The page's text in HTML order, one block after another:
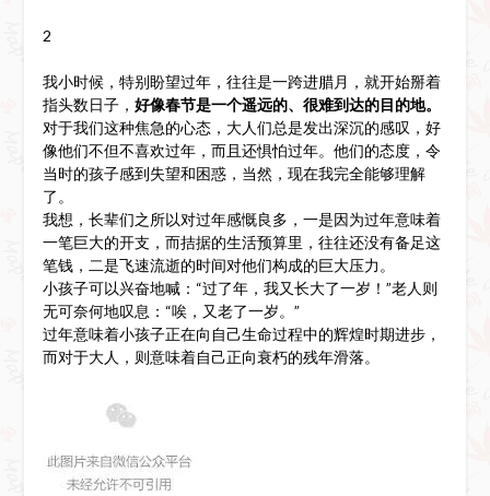
2
我小时候，特别盼望过年，往往是一跨进腊月，就开始掰着
指头数日子， 好像春节是一个遥远的、很难到达的目的地。
对于我们这种焦急的心态，大人们总是发出深沉的感叹，好
像他们不但不喜欢过年，而且还惧怕过年。他们的态度，令
当时的孩子感到失望和困惑，当然，现在我完全能够理解
了。
我想，长辈们之所以对过年感慨良多，一是因为过年意味着
一笔巨大的开支，而拮据的生活预算里，往往还没有备足这
笔钱，二是飞速流逝的时间对他们构成的巨大压力。
小孩子可以兴奋地喊：“过了年，我又长大了一岁！”老人则
无可奈何地叹息：“唉，又老了一岁。”
过年意味着小孩子正在向自己生命过程中的辉煌时期进步，
而对于大人，则意味着自己正向衰朽的残年滑落。